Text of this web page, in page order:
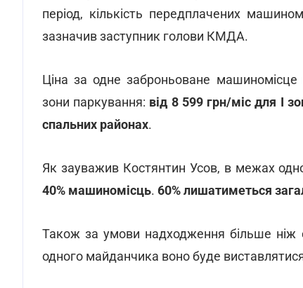
період, кількість передплачених
зазначив заступник голови КМДА.
Ціна за одне заброньоване машиномісце
зони паркування: від 8 599 грн/міс для І
спальних районах.
Як зауважив Костянтин Усов, в межах
40% машиномісць. 60% лишатиметься
Також за умови надходження більше
одного майданчика воно буде